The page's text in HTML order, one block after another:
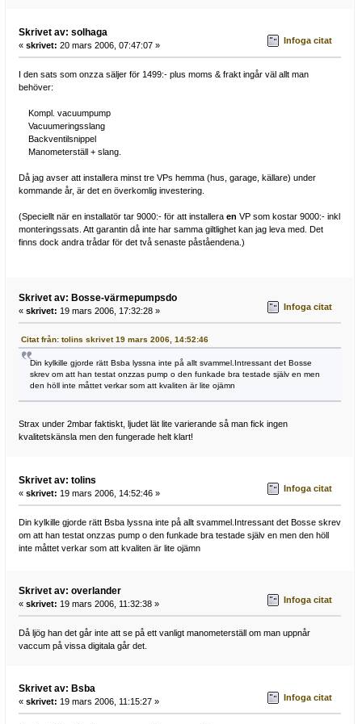
Skrivet av: solhaga
« skrivet: 20 mars 2006, 07:47:07 » Infoga citat
I den sats som onzza säljer för 1499:- plus moms & frakt ingår väl allt man
behöver:
Kompl. vacuumpump
Vacuumeringsslang
Backventilsnippel
Manometerställ + slang.
Då jag avser att installera minst tre VPs hemma (hus, garage, källare) under
kommande år, är det en överkomlig investering.
(Speciellt när en installatör tar 9000:- för att installera en VP som kostar 9000:- inkl
monteringssats. Att garantin då inte har samma giltlighet kan jag leva med. Det
finns dock andra trådar för det två senaste påståendena.)
Skrivet av: Bosse-värmepumpsdo
« skrivet: 19 mars 2006, 17:32:28 » Infoga citat
Citat från: tolins skrivet 19 mars 2006, 14:52:46
Din kylkille gjorde rätt Bsba lyssna inte på allt svammel.Intressant det Bosse
skrev om att han testat onzzas pump o den funkade bra testade själv en men
den höll inte måttet verkar som att kvaliten är lite ojämn
Strax under 2mbar faktiskt, ljudet lät lite varierande så man fick ingen
kvalitetskänsla men den fungerade helt klart!
Skrivet av: tolins
« skrivet: 19 mars 2006, 14:52:46 » Infoga citat
Din kylkille gjorde rätt Bsba lyssna inte på allt svammel.Intressant det Bosse skrev
om att han testat onzzas pump o den funkade bra testade själv en men den höll
inte måttet verkar som att kvaliten är lite ojämn
Skrivet av: overlander
« skrivet: 19 mars 2006, 11:32:38 » Infoga citat
Då ljög han det går inte att se på ett vanligt manometerställ om man uppnår
vaccum på vissa digitala går det.
Skrivet av: Bsba
« skrivet: 19 mars 2006, 11:15:27 » Infoga citat